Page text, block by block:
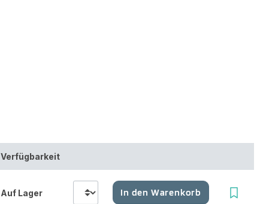
Verfügbarkeit
Auf Lager In den Warenkorb